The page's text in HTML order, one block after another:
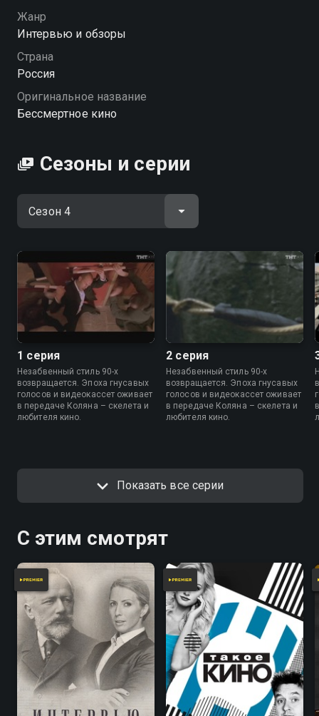
онлайн в хорошем качестве.
Посмотреть онлайн 4 сезон сериала Бессмертное
кино вы можете совершенно бесплатно в хорошем
Жанр
Интервью и обзоры
Страна
Россия
Оригинальное название
Бессмертное кино
Сезоны и серии
1 серия
Незабвенный стиль 90-х
возвращается. Эпоха гнусавых
голосов и видеокассет оживает
в передаче Коляна – скелета и
любителя кино.
2 серия
Незабвенный стиль 90-х
возвращается. Эпоха гнусавых
голосов и видеокассет оживает
в передаче Коляна – скелета и
любителя кино.
Показать все серии
С этим смотрят